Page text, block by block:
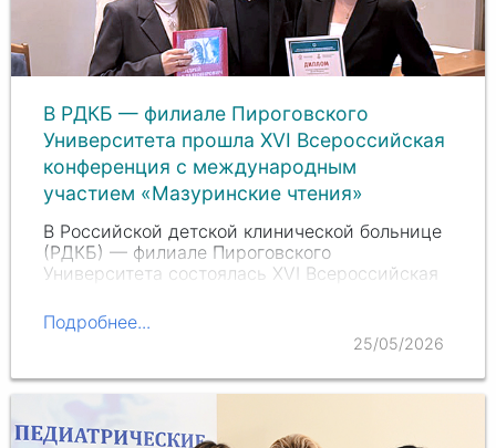
В РДКБ — филиале Пироговского
Университета прошла XVI Всероссийская
конференция с международным
участием «Мазуринские чтения»
В Российской детской клинической больнице
(РДКБ) — филиале Пироговского
Университета состоялась XVI Всероссийская
конференция с международным участием
«Мазуринские чтения» памяти Андрея…
Подробнее...
25/05/2026